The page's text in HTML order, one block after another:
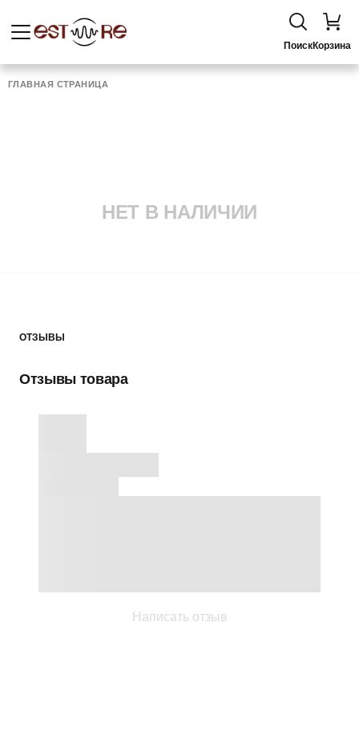
ПоискКорзина
ГЛАВНАЯ СТРАНИЦА
НЕТ В НАЛИЧИИ
ОТЗЫВЫ
Отзывы товара
Написать отзыв